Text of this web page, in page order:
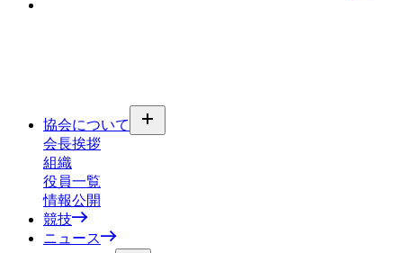
協会について
会長挨拶
組織
役員一覧
情報公開
競技
ニュース